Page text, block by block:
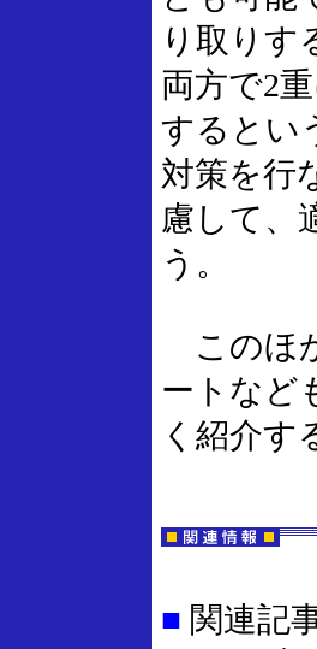
り取りす
両方で2
するとい
対策を行
慮して、
う。
このほ
ートなど
く紹介す
■ 関連記